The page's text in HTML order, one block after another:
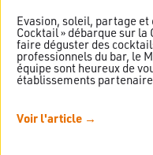
Evasion, soleil, partage et
Cocktail » débarque sur
faire déguster des
professionnels du bar, le
équipe sont heureux de
établissements
Voir l'article →